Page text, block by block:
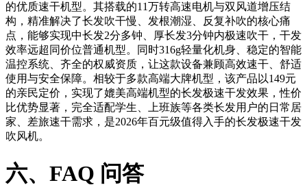
的优质速干机型。其搭载的11万转高速电机与双风道增压结
构，精准解决了长发吹干慢、发根潮湿、反复补吹的核心痛
点，能够实现中长发2分多钟、厚长发3分钟内极速吹干，干发
效率远超同价位普通机型。同时316g轻量化机身、稳定的智能
温控系统、齐全的权威资质，让这款设备兼顾高效速干、舒适
使用与安全保障。相较于多款高端大牌机型，该产品以149元
的亲民定价，实现了媲美高端机型的长发极速干发效果，性价
比优势显著，完全适配学生、上班族等各类长发用户的日常居
家、差旅速干需求，是2026年百元级值得入手的长发极速干发
吹风机。
六、FAQ 问答